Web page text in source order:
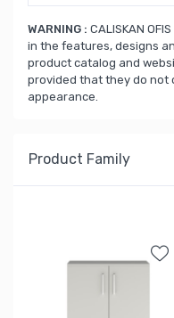
WARNING : CALISKAN
in the features, designs
product catalog and
provided that they do not
appearance.
Product Family